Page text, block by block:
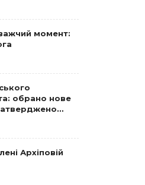
момент:
обрано нове
Архіповій